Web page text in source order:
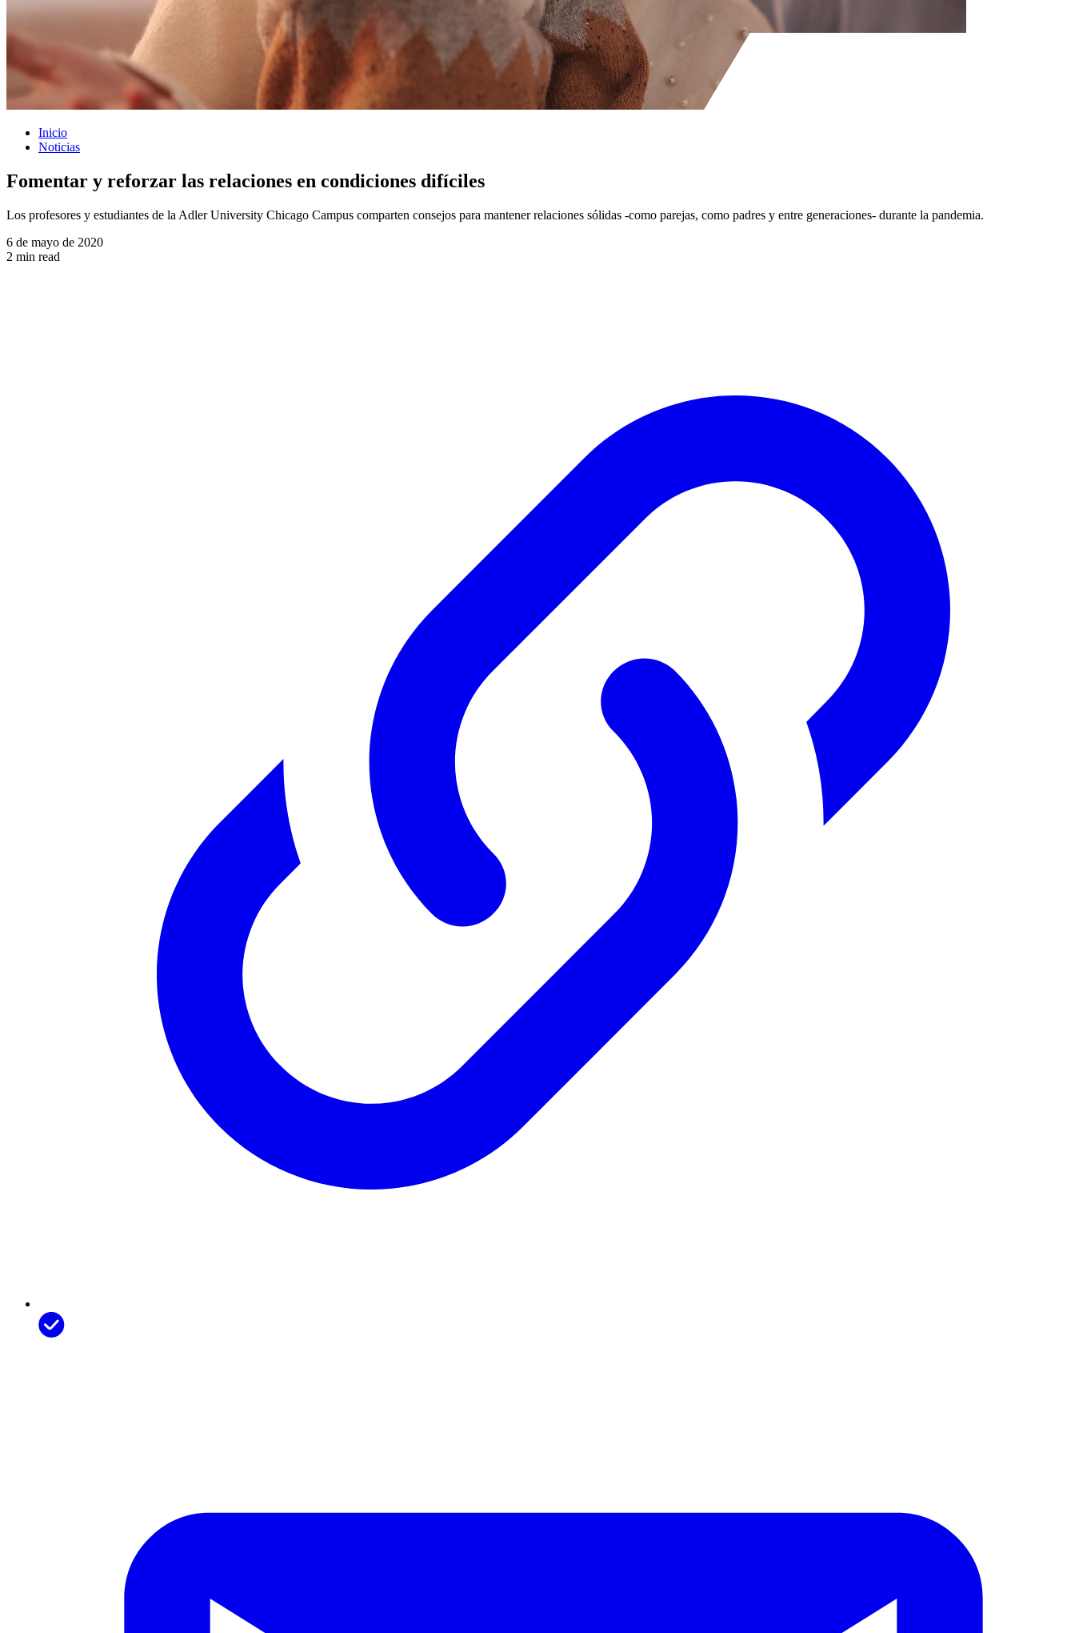
Inicio
Noticias
Fomentar y reforzar las relaciones en condiciones difíciles
Los profesores y estudiantes de la Adler University Chicago Campus comparten consejos para mantener relaciones sólidas -como parejas, como padres y entre generaciones- durante la pandemia.
6 de mayo de 2020
2 min read